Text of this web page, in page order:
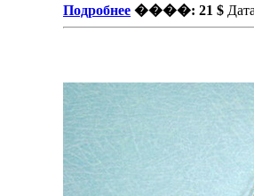
Подробнее ����: 21 $